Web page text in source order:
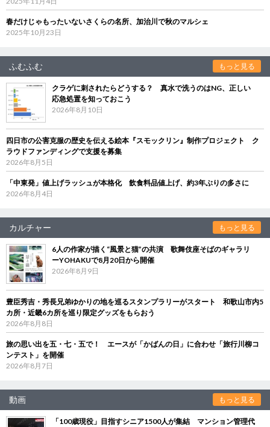
春だけじゃもったいないさくらの名所、加治川で秋のマルシェ
2025年10月23日
ふむふむ もっと見る
クラゲに刺されたらどうする？ 真水で洗うのはNG、正しい
応急処置を知っておこう
2026年8月10日
四日市の公害克服の歴史を伝える絵本『スモックリン』制作プロジェクト ク
ラウドファンディングで支援を募集
2026年8月5日
「中東発」値上げラッシュが本格化 飲食料品値上げ、約3年ぶりの多さに
2026年8月4日
カルチャー もっと見る
6人の作家が描く“風景と猫”の共演 歌舞伎座そばのギャラリ
ーYOHAKUで8月20日から開催
2026年8月9日
豊臣秀吉・秀長兄弟ゆかりの地を巡るスタンプラリーがスタート 和歌山市内5
カ所・近畿6カ所を巡り限定グッズをもらおう
2026年8月8日
旅の思い出を五・七・五で！ エースが「かばんの日」に合わせ「旅行川柳コ
ンテスト」を開催
2026年8月7日
動画 もっと見る
「100歳現役」目指すシニア1500人が集結 マンション管理代